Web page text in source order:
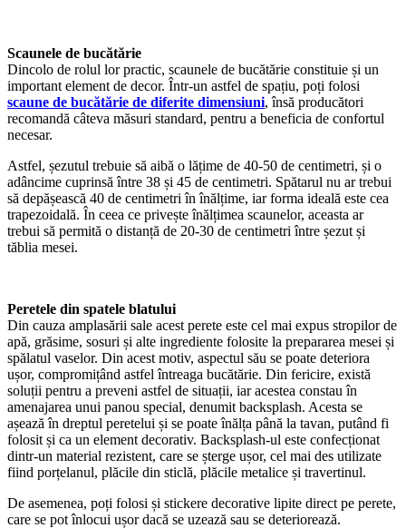
Scaunele de bucătărie
Dincolo de rolul lor practic, scaunele de bucătărie constituie și un
important element de decor. Într-un astfel de spațiu, poți folosi
scaune de bucătărie de diferite dimensiuni, însă producători
recomandă câteva măsuri standard, pentru a beneficia de confortul
necesar.
Astfel, șezutul trebuie să aibă o lățime de 40-50 de centimetri, și o
adâncime cuprinsă între 38 și 45 de centimetri. Spătarul nu ar trebui
să depășească 40 de centimetri în înălțime, iar forma ideală este cea
trapezoidală. În ceea ce privește înălțimea scaunelor, aceasta ar
trebui să permită o distanță de 20-30 de centimetri între șezut și
tăblia mesei.
Peretele din spatele blatului
Din cauza amplasării sale acest perete este cel mai expus stropilor de
apă, grăsime, sosuri și alte ingrediente folosite la prepararea mesei și
spălatul vaselor. Din acest motiv, aspectul său se poate deteriora
ușor, compromițând astfel întreaga bucătărie. Din fericire, există
soluții pentru a preveni astfel de situații, iar acestea constau în
amenajarea unui panou special, denumit backsplash. Acesta se
așează în dreptul peretelui și se poate înălța până la tavan, putând fi
folosit și ca un element decorativ. Backsplash-ul este confecționat
dintr-un material rezistent, care se șterge ușor, cel mai des utilizate
fiind porțelanul, plăcile din sticlă, plăcile metalice și travertinul.
De asemenea, poți folosi și stickere decorative lipite direct pe perete,
care se pot înlocui ușor dacă se uzează sau se deteriorează.